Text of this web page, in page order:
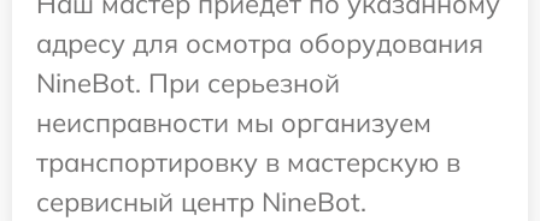
адресу для осмотра оборудования
NineBot. При серьезной
неисправности мы организуем
транспортировку в мастерскую в
сервисный центр NineBot.